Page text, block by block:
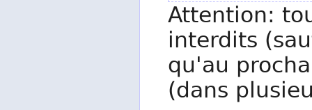
Attention:
interdits
qu'au
(dans